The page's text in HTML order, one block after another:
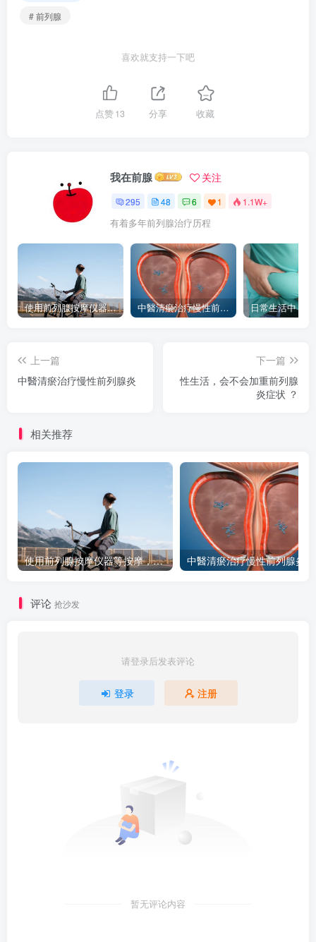
# 前列腺
喜欢就支持一下吧
点赞13 分享 收藏
我在前腺 关注
295 48 6 1 1.1W+
有着多年前列腺治疗历程
使用前列腺按摩仪器等按摩，真的能减轻炎症疼痛吗？ 中醫清瘀治疗慢性前列腺炎
上一篇
中醫清瘀治疗慢性前列腺炎
下一篇
性生活，会不会加重前列腺
炎症状 ？
相关推荐
使用前列腺按摩仪器等按摩，真的能减轻炎症疼痛吗？ 中醫清瘀治疗慢性前列腺炎
评论 抢沙发
请登录后发表评论
登录 注册
暂无评论内容